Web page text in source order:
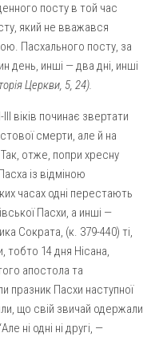
Василіян
сестер Згромадження
Дім Милосердя
Сестер Чину
охорони здоров’я
посту в той час
який не вважався
Пасхального посту, за
день, инші — два дні, инші
Церкви, 5, 24).
віків починає звертати
смерти, але й на
отже, попри хресну
із відміною
часах одні перестають
Пасхи, а инші —
Сократа, (к. 379-440) ті,
тобто 14 дня Нісана,
апостола та
празник Пасхи наступної
що свій звичай одержали
ні одні ні другі, —